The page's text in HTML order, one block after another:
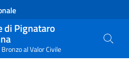
di Pignataro
al Valor Civile